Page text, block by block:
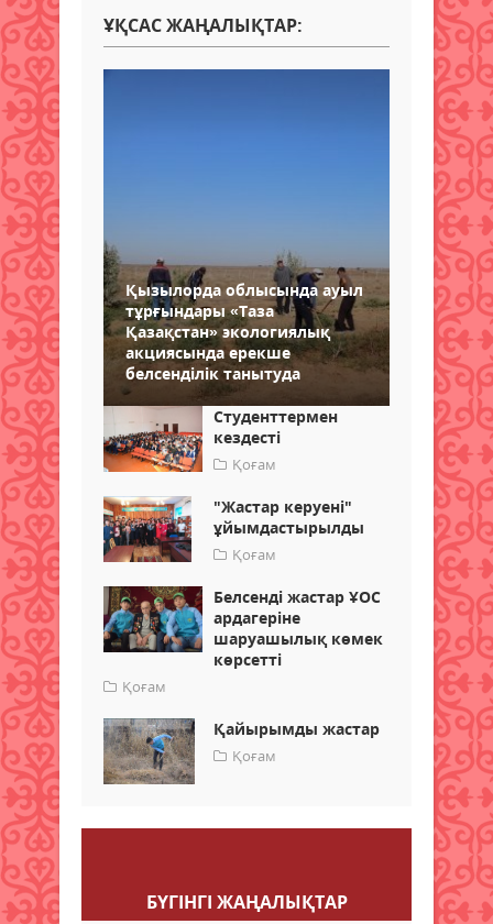
ҰҚСАС ЖАҢАЛЫҚТАР:
Қызылорда облысында ауыл
тұрғындары «Таза
Қазақстан» экологиялық
акциясында ерекше
белсенділік танытуда
Студенттермен
кездесті
Қоғам
"Жастар керуені"
ұйымдастырылды
Қоғам
Белсенді жастар ҰОС
ардагеріне
шаруашылық көмек
көрсетті
Қоғам
Қайырымды жастар
Қоғам
БҮГІНГI ЖАҢАЛЫҚТАР